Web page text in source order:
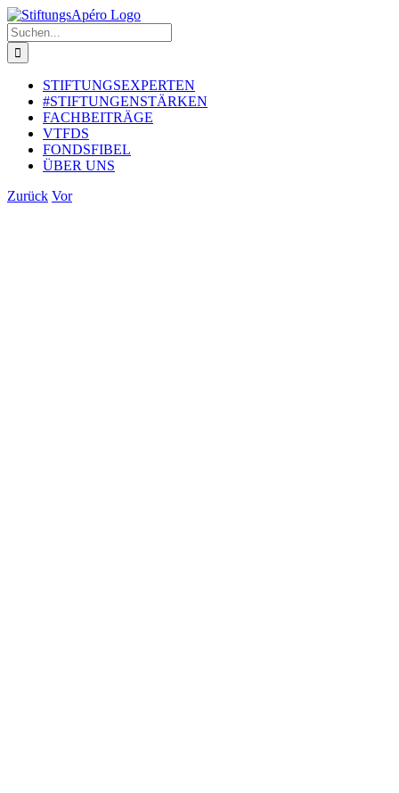
Zum
Inhalt
springen
Suche
nach:
STIFTUNGSEXPERTEN
#STIFTUNGENSTÄRKEN
FACHBEITRÄGE
VTFDS
FONDSFIBEL
ÜBER UNS
Zurück Vor